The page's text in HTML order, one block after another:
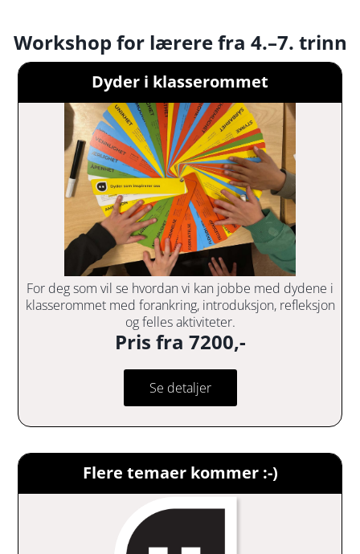
Workshop for lærere fra 4.–7. trinn
Dyder i klasserommet
For deg som vil se hvordan vi kan jobbe med dydene i
klasserommet med forankring, introduksjon, refleksjon
og felles aktiviteter.
Pris fra 7200,-
Se detaljer
Flere temaer kommer :-)